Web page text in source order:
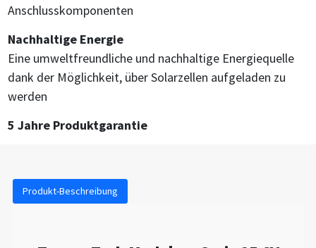
Anschlusskomponenten
Nachhaltige Energie
Eine umweltfreundliche und nachhaltige Energiequelle
dank der Möglichkeit, über Solarzellen aufgeladen zu
werden
5 Jahre Produktgarantie
Produkt-Beschreibung